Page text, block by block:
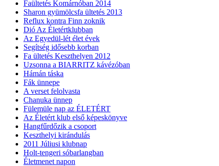
Faültetés Komárnóban 2014
Sharon gyümölcsfa ültetés 2013
Reflux kontra Finn zoknik
Dió Az Életértklubban
Az Egyedül-lét élet évek
Segítség idősebb korban
Fa ültetés Keszthelyen 2012
Uzsonna a BIARRITZ kávézóban
Hámán táska
Fák ünnepe
A verset felolvasta
Chanuka ünnep
Fülemüle nap az ÉLETÉRT
Az Életért klub első képeskönyve
Hangfűrdőzik a csoport
Keszthelyi kirándulás
2011 Júliusi klubnap
Holt-tengeri sóbarlangban
Életmenet napon